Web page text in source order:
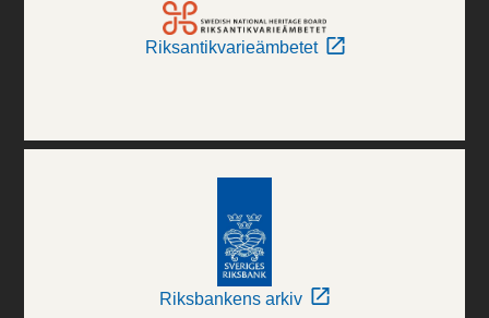
Riksantikvarieämbetet
Riksbankens arkiv